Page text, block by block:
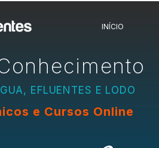
INÍCIO
EFLUENTES E LODO
e Cursos Online